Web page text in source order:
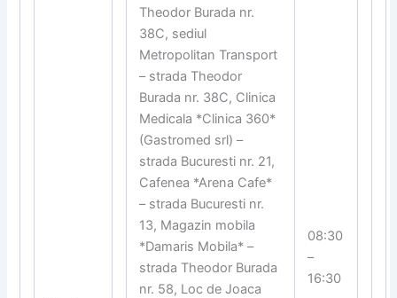
Theodor Burada nr.
38C, sediul
Metropolitan Transport
– strada Theodor
Burada nr. 38C, Clinica
Medicala *Clinica 360*
(Gastromed srl) –
strada Bucuresti nr. 21,
Cafenea *Arena Cafe*
– strada Bucuresti nr.
13, Magazin mobila
*Damaris Mobila* –
strada Theodor Burada
nr. 58, Loc de Joaca
08:30
–
16:30